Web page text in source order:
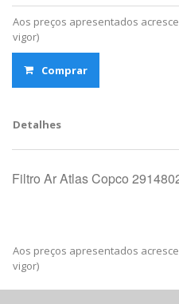
Aos preços apresentados
vigor)
Comprar
Detalhes
Filtro Ar Atlas Copco
Aos preços apresentados
vigor)